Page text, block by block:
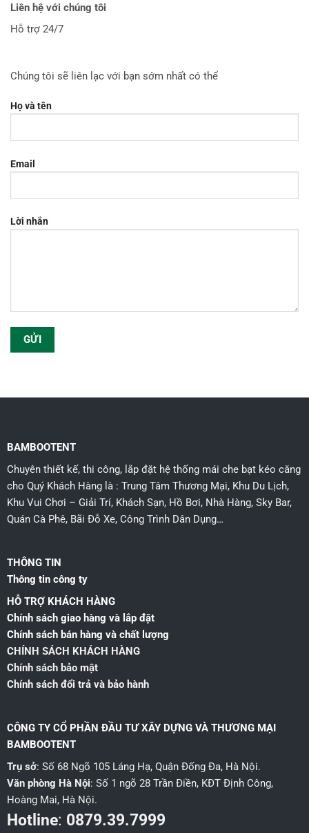
Liên hệ với chúng tôi
Hỗ trợ 24/7
Chúng tôi sẽ liên lạc với bạn sớm nhất có thể
Họ và tên
Email
Lời nhắn
BAMBOOTENT
Chuyên thiết kế, thi công, lắp đặt hệ thống mái che bạt kéo căng
cho Quý Khách Hàng là : Trung Tâm Thương Mại, Khu Du Lịch,
Khu Vui Chơi – Giải Trí, Khách Sạn, Hồ Bơi, Nhà Hàng, Sky Bar,
Quán Cà Phê, Bãi Đỗ Xe, Công Trình Dân Dụng…
THÔNG TIN
Thông tin công ty
HỖ TRỢ KHÁCH HÀNG
Chính sách giao hàng và lắp đặt
Chính sách bán hàng và chất lượng
CHÍNH SÁCH KHÁCH HÀNG
Chính sách bảo mật
Chính sách đổi trả và bảo hành
CÔNG TY CỔ PHẦN ĐẦU TƯ XÂY DỰNG VÀ THƯƠNG MẠI
BAMBOOTENT
Trụ sở: Số 68 Ngõ 105 Láng Hạ, Quận Đống Đa, Hà Nội.
Văn phòng Hà Nội: Số 1 ngõ 28 Trần Điền, KĐT Định Công,
Hoàng Mai, Hà Nội.
Hotline: 0879.39.7999